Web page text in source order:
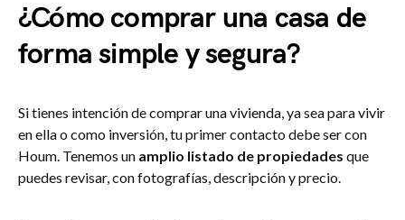
¿Cómo comprar una casa de
forma simple y segura?
Si tienes intención de comprar una vivienda, ya sea para vivir
en ella o como inversión, tu primer contacto debe ser con
Houm. Tenemos un amplio listado de propiedades que
puedes revisar, con fotografías, descripción y precio.